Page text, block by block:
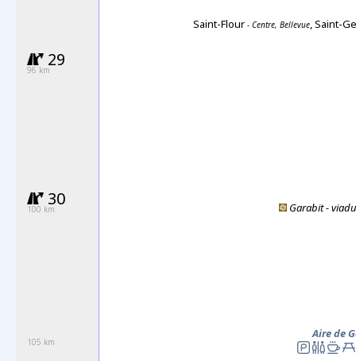
Saint-Flour - Centre, Bellevue, Saint-
29
96 km
30
100 km Garabit -
105 km
Aire de